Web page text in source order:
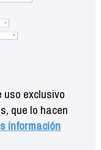
exclusivo
que lo hacen
información